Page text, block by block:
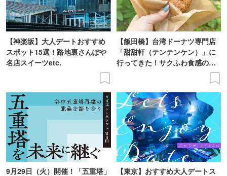
【神楽坂】大人デートおすすめ
スポット15選！路地裏さんぽや
名店スイーツetc.
【飯田橋】台湾ドーナツ専門店
「甜甜軒（テンテンケン）」に
行ってきた！サクふわ食感のド
9月29日（火）開催！「五重塔」
【東京】おすすめ大人デートス